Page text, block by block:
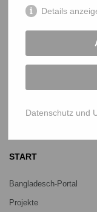
Telefon0641 - 26 555
START
Bangladesch-Portal
Projekte
Details
Datenschutz und